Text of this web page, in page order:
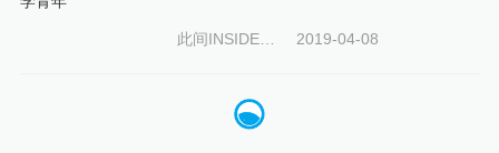
此间INSIDEPKU 2019-04-08